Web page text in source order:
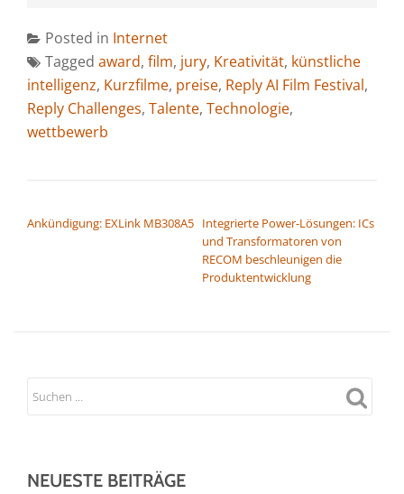
Posted in Internet
Tagged award, film, jury, Kreativität, künstliche
intelligenz, Kurzfilme, preise, Reply AI Film Festival,
Reply Challenges, Talente, Technologie,
wettbewerb
Ankündigung: EXLink MB308A5 Integrierte Power-Lösungen: ICs
und Transformatoren von
RECOM beschleunigen die
Produktentwicklung
NEUESTE BEITRÄGE